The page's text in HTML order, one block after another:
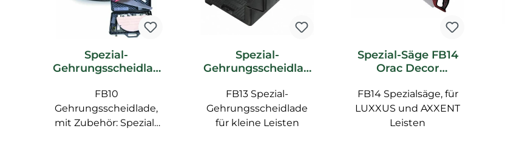
Spezial-
Gehrungsscheidlad
Zubehör
FB10
Gehrungsscheidlade,
mit Zubehör: Spezial-
Spezial-
Gehrungsscheidlad
Zubehör
FB13 Spezial-
Gehrungsscheidlade
für kleine Leisten
Spezial-Säge FB14
Orac Decor
FB14 Spezialsäge, für
LUXXUS und AXXENT
Leisten